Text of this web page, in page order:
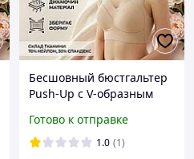
Бесшовный бюстгальтер
Push-Up с V-образным
бежевый, размер XL-2XL
Готово к отправке
1.0 (1)